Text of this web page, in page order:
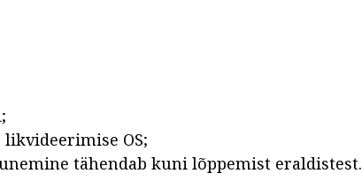
likvideerimise OS;
tähendab kuni lõppemist eraldistest.